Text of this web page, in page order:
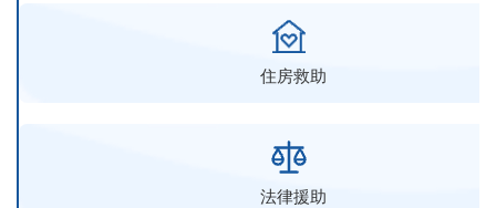
住房救助
法律援助